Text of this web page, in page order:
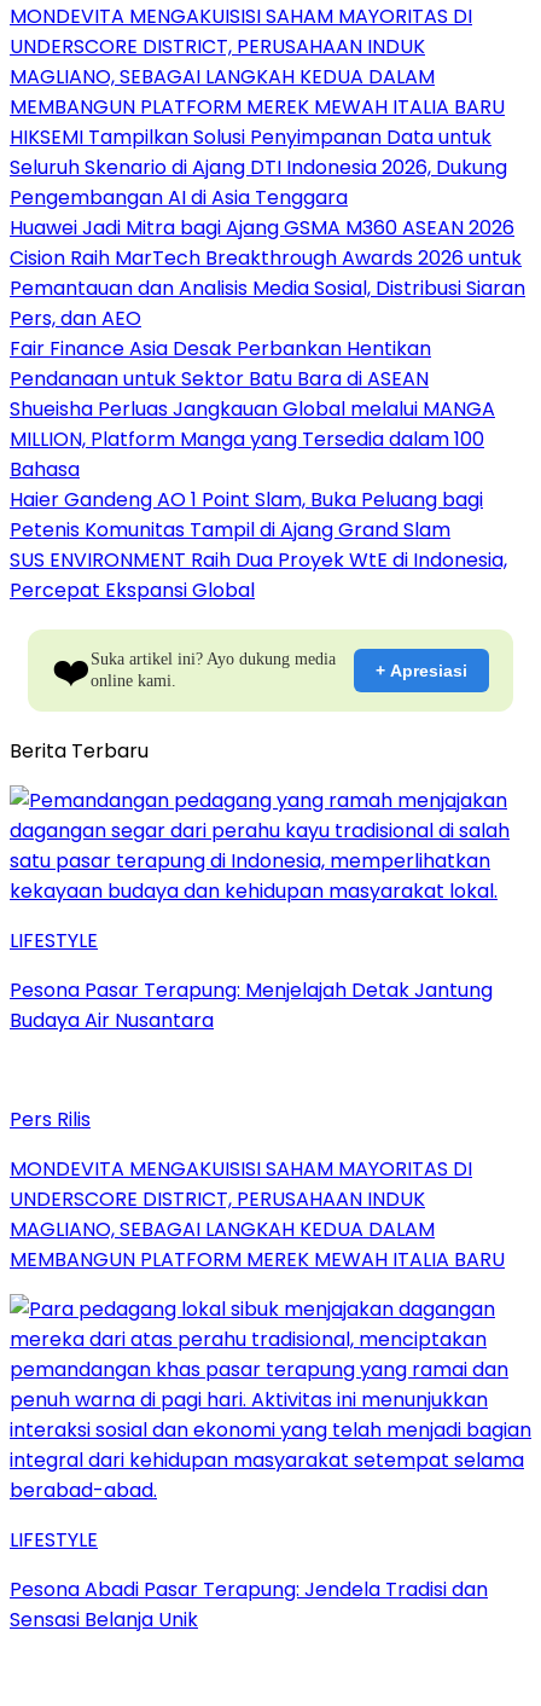
MONDEVITA MENGAKUISISI SAHAM MAYORITAS DI
UNDERSCORE DISTRICT, PERUSAHAAN INDUK
MAGLIANO, SEBAGAI LANGKAH KEDUA DALAM
MEMBANGUN PLATFORM MEREK MEWAH ITALIA BARU
HIKSEMI Tampilkan Solusi Penyimpanan Data untuk
Seluruh Skenario di Ajang DTI Indonesia 2026, Dukung
Pengembangan AI di Asia Tenggara
Huawei Jadi Mitra bagi Ajang GSMA M360 ASEAN 2026
Cision Raih MarTech Breakthrough Awards 2026 untuk
Pemantauan dan Analisis Media Sosial, Distribusi Siaran
Pers, dan AEO
Fair Finance Asia Desak Perbankan Hentikan
Pendanaan untuk Sektor Batu Bara di ASEAN
Shueisha Perluas Jangkauan Global melalui MANGA
MILLION, Platform Manga yang Tersedia dalam 100
Bahasa
Haier Gandeng AO 1 Point Slam, Buka Peluang bagi
Petenis Komunitas Tampil di Ajang Grand Slam
SUS ENVIRONMENT Raih Dua Proyek WtE di Indonesia,
Percepat Ekspansi Global
❤️ Suka artikel ini? Ayo dukung media
online kami.
+ Apresiasi
Berita Terbaru
LIFESTYLE
Pesona Pasar Terapung: Menjelajah Detak Jantung
Budaya Air Nusantara
Pers Rilis
MONDEVITA MENGAKUISISI SAHAM MAYORITAS DI
UNDERSCORE DISTRICT, PERUSAHAAN INDUK
MAGLIANO, SEBAGAI LANGKAH KEDUA DALAM
MEMBANGUN PLATFORM MEREK MEWAH ITALIA BARU
LIFESTYLE
Pesona Abadi Pasar Terapung: Jendela Tradisi dan
Sensasi Belanja Unik